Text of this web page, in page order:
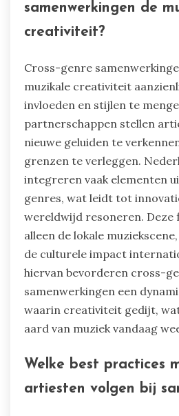
samenwerkingen de
creativiteit?
Cross-genre
muzikale creativiteit
invloeden en stijlen te
partnerschappen stellen
nieuwe geluiden te
grenzen te verleggen.
integreren vaak elementen
genres, wat leidt tot
wereldwijd resoneren.
alleen de lokale
de culturele impact
hiervan bevorderen cross-
samenwerkingen een
waarin creativiteit gedijt,
aard van muziek vandaag
Welke best practices
artiesten volgen bij